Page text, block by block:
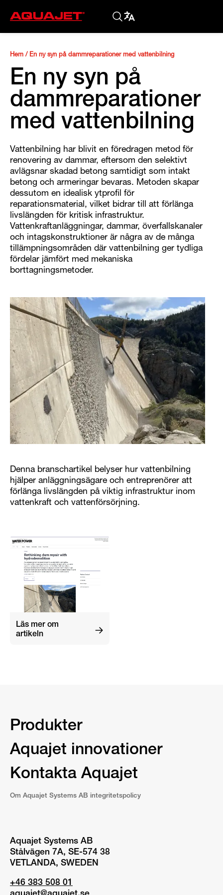
Hem / En ny syn på dammreparationer med vattenbilning
En ny syn på
dammreparationer
med vattenbilning
Vattenbilning har blivit en föredragen metod för
renovering av dammar, eftersom den selektivt
avlägsnar skadad betong samtidigt som intakt
betong och armeringar bevaras. Metoden skapar
dessutom en idealisk ytprofil för
reparationsmaterial, vilket bidrar till att förlänga
livslängden för kritisk infrastruktur.
Vattenkraftanläggningar, dammar, överfallskanaler
och intagskonstruktioner är några av de många
tillämpningsområden där vattenbilning ger tydliga
fördelar jämfört med mekaniska
borttagningsmetoder.
Denna branschartikel belyser hur vattenbilning
hjälper anläggningsägare och entreprenörer att
förlänga livslängden på viktig infrastruktur inom
vattenkraft och vattenförsörjning.
Läs mer om
artikeln
Produkter
Aquajet innovationer
Kontakta Aquajet
Om Aquajet Systems AB integritetspolicy
Aquajet Systems AB
Stålvägen 7A, SE-574 38
VETLANDA, SWEDEN
+46 383 508 01